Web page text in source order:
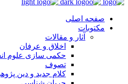
صفحه اصلی
مکتوبات
آثار و مقالات
اخلاق و عرفان
حکمی سازی علوم
تصوف
کلام جدید و دین